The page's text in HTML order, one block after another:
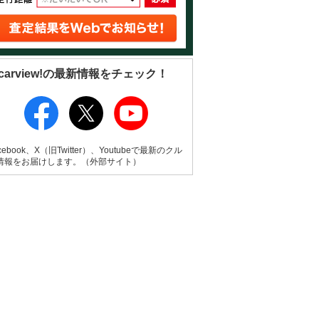
の最新情報をチェック！
、X（旧Twitter）、Youtubeで最新のクル
報をお届けします。（外部サイト）